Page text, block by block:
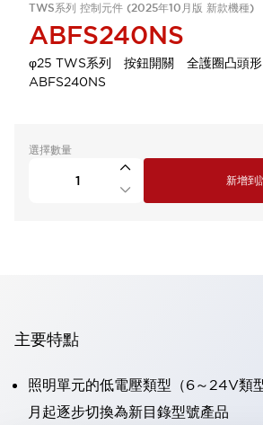
TWS系列 控制元件 (2025年10月版 新款機種)
ABFS240NS
φ25 TWS系列 按鈕開關 全護圈凸頭
ABFS240NS
選擇數量
新增到
主要特點
照明單元的低電壓類型（6～24V類
月起逐步切換為新目錄型號產品